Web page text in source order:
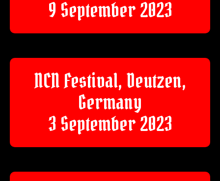
9 September 2023
NCN Festival, Deutzen,
Germany
3 September 2023